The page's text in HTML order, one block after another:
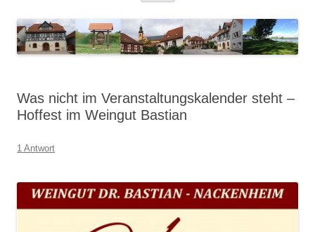
Was nicht im Veranstaltungskalender steht –
Hoffest im Weingut Bastian
1 Antwort